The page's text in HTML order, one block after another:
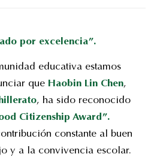
por excelencia”.
educativa estamos
que Haobin Lin Chen,
, ha sido reconocido
Citizenship Award”.
constante al buen
y a la convivencia escolar.